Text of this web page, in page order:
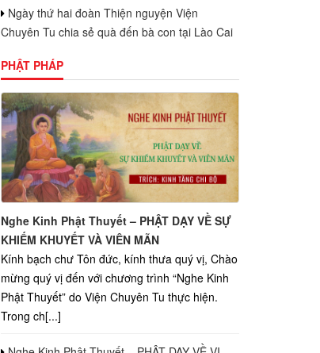
Ngày thứ hai đoàn Thiện nguyện Viện
Chuyên Tu chia sẻ quà đến bà con tại Lào Cai
PHẬT PHÁP
Nghe Kinh Phật Thuyết – PHẬT DẠY VỀ SỰ
KHIẾM KHUYẾT VÀ VIÊN MÃN
Kính bạch chư Tôn đức, kính thưa quý vị, Chào
mừng quý vị đến với chương trình “Nghe Kinh
Phật Thuyết” do Viện Chuyên Tu thực hiện.
Trong ch[...]